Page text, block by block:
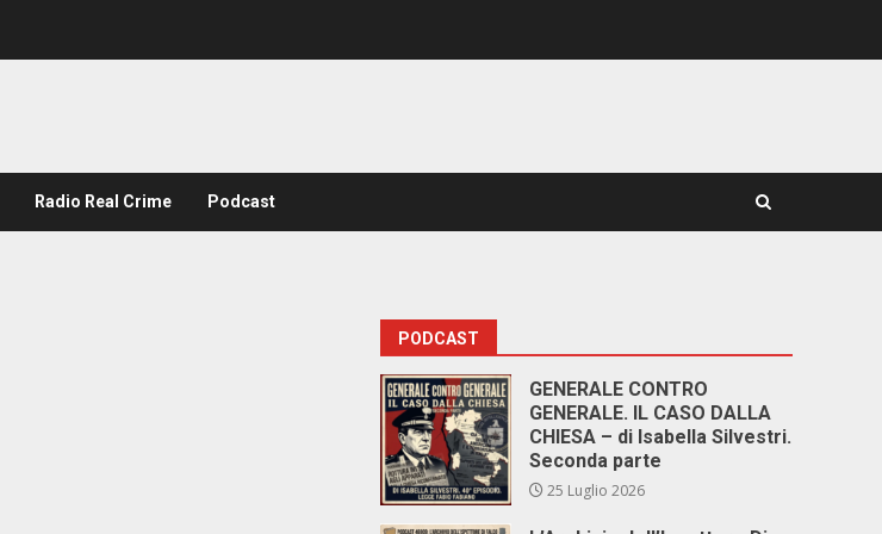
Radio Real Crime Podcast
PODCAST
GENERALE CONTRO
GENERALE. IL CASO DALLA
CHIESA – di Isabella Silvestri.
Seconda parte
25 Luglio 2026